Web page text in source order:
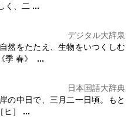
く、二 ...
デジタル大辞泉
然をたたえ、生物をいつくしむ
季 春》 ...
日本国語大辞典
の中日で、三月二一日頃。もと
［ヒ］ ...